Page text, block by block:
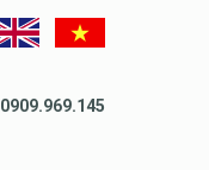
0909.969.145